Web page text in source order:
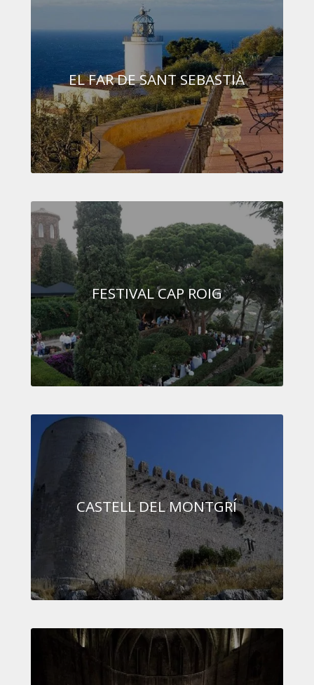
EL FAR DE SANT SEBASTIÀ
FESTIVAL CAP ROIG
CASTELL DEL MONTGRÍ